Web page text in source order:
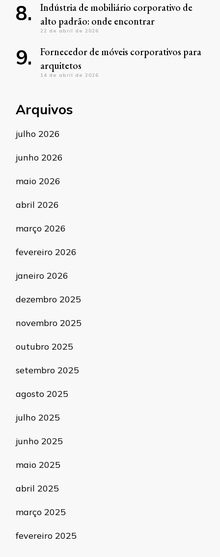
Indústria de mobiliário corporativo de
alto padrão: onde encontrar
22 de abril de 2026
Fornecedor de móveis corporativos para
arquitetos
14 de abril de 2026
Arquivos
julho 2026
junho 2026
maio 2026
abril 2026
março 2026
fevereiro 2026
janeiro 2026
dezembro 2025
novembro 2025
outubro 2025
setembro 2025
agosto 2025
julho 2025
junho 2025
maio 2025
abril 2025
março 2025
fevereiro 2025